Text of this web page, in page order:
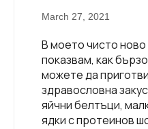
March 27, 2021
В моето чисто ново
показвам, как
можете да
здравословна
яйчни белтъци,
ядки с протеинов